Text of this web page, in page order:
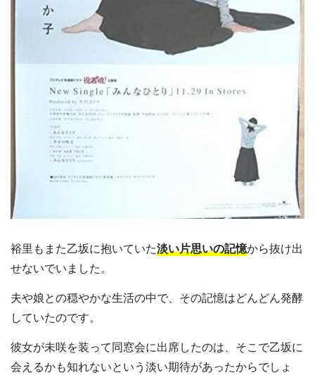
裕里もまた乙坂に抱いていた淡い片思いの記憶から抜け出
せないでいました。
夫や娘との穏やかな生活の中で、その記憶はどんどん発酵
していたのです。
彼女が未咲を装って同窓会に出席したのは、そこで乙坂に
会えるかも知れないという淡い期待があったからでしょ